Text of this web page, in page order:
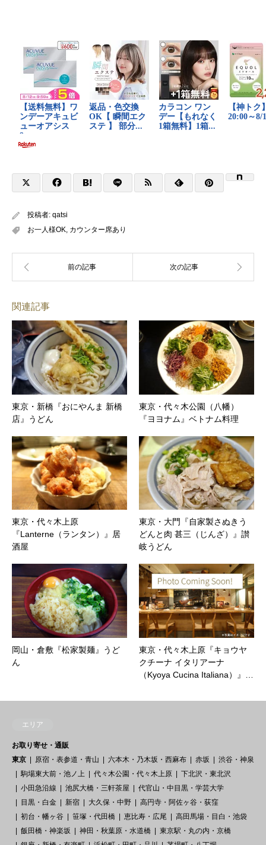
投稿者: qatsi
お一人様OK, カウンター席あり
関連記事
東京・新橋『おにやんま 新橋
店』うどん
東京・代々木公園（八幡）
『ヨヨナム』ベトナム料理
東京・代々木上原
『Lanterne（ランタン）』居
酒屋
東京・大門『自家製さぬきう
どんと肉 甚三（じんざ）』讃
岐うどん
岡山・倉敷『松家製麺』うど
ん
東京・代々木上原『キョウヤ
クチーナ イタリアーナ
（Kyoya Cucina Italiana）』…
エリア
お取り寄せ・通販
東京
原宿・表参道・青山 六本木・乃木坂・西麻布 赤坂
渋谷・神泉
駒場東大前・池ノ上
代々木公園・代々木上原
下北沢・東北沢
小田急沿線
池尻大橋・三軒茶屋
代官山・中目黒・学芸大学
目黒・白金
新宿 大久保・中野
高円寺・阿佐ヶ谷・荻窪
初台・幡ヶ谷
笹塚・代田橋 恵比寿・広尾
高田馬場・目白・池袋
飯田橋・神楽坂
神田・秋葉原・水道橋
東京駅・丸の内・京橋